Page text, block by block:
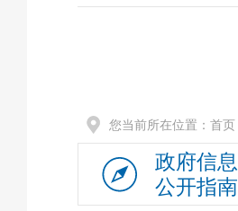
您当前所在位置： 首页
政府信息
公开指南